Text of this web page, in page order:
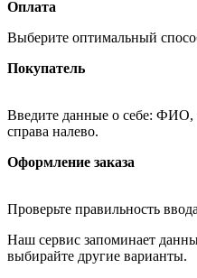
Оплата
Выберите оптимальный
Покупатель
Введите данные о себе: ФИО,
справа налево.
Оформление заказа
Проверьте правильность
Наш сервис запоминает
выбирайте другие варианты.